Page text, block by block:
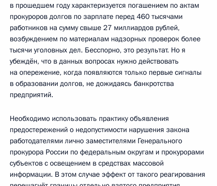
в прошедшем году характеризуется погашением по актам
прокуроров долгов по зарплате перед 460 тысячами
работников на сумму свыше 27 миллиардов рублей,
возбуждением по материалам надзорных проверок более
тысячи уголовных дел. Бесспорно, это результат. Но я
убеждён, что в данных вопросах нужно действовать
на опережение, когда появляются только первые сигналы
в образовании долгов, не дожидаясь банкротства
предприятий.
Необходимо использовать практику объявления
предостережений о недопустимости нарушения закона
работодателями лично заместителями Генерального
прокурора России по федеральным округам и прокурорами
субъектов с освещением в средствах массовой
информации. В этом случае эффект от такого реагирования